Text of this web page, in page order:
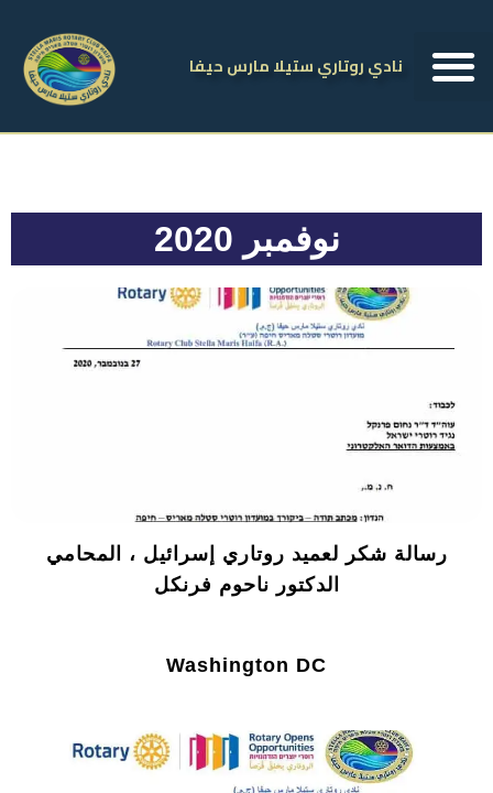
نادي روتاري ستيلا مارس حيفا
نوفمبر 2020
رسالة شكر لعميد روتاري إسرائيل ، المحامي
الدكتور ناحوم فرنكل
Washington DC